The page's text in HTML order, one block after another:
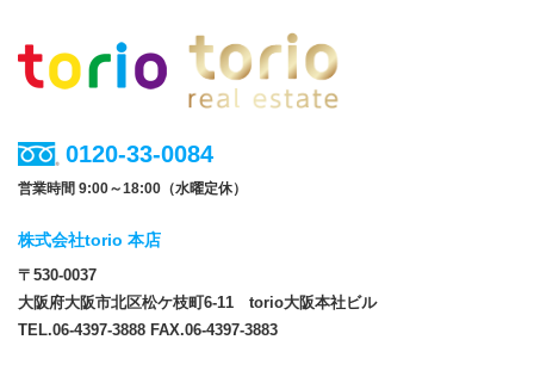
0120-33-0084
営業時間 9:00～18:00（水曜定休）
株式会社torio 本店
〒530-0037
大阪府大阪市北区松ケ枝町6-11 torio大阪本社ビル
TEL.06-4397-3888 FAX.06-4397-3883